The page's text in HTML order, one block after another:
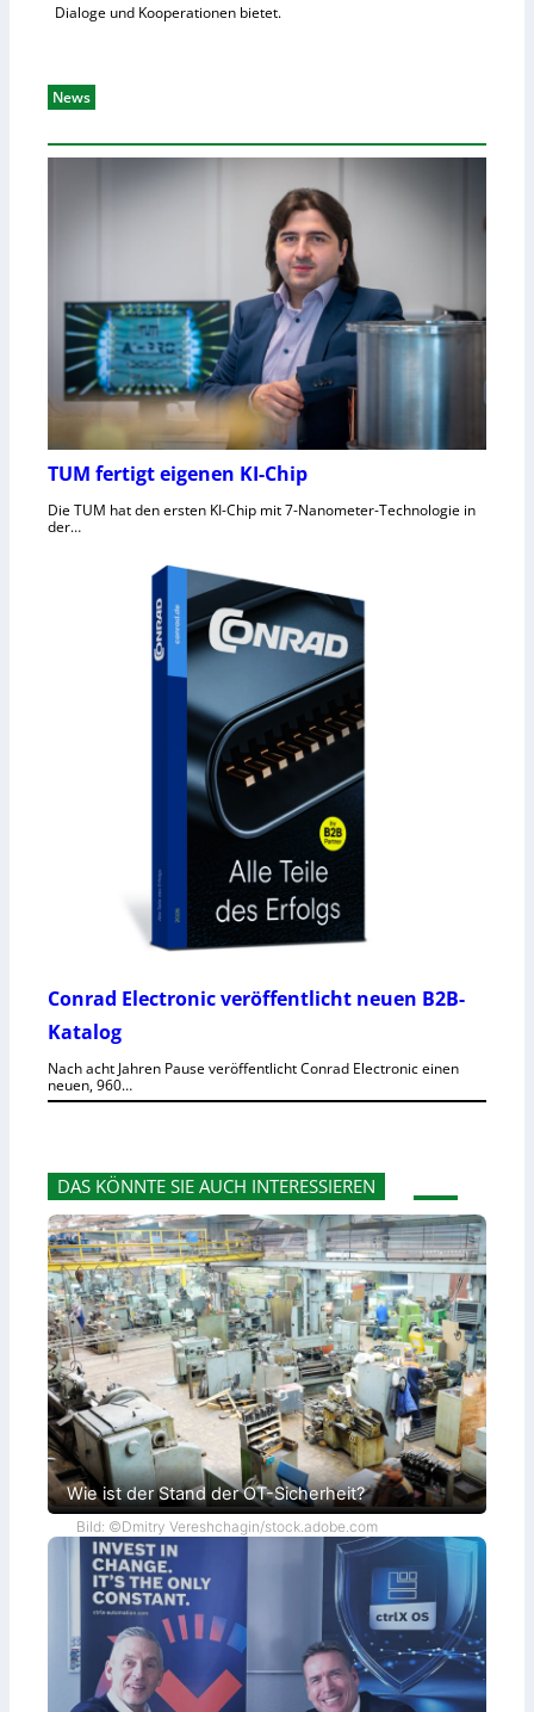
Dialoge und Kooperationen bietet.
News
TUM fertigt eigenen KI-Chip
Die TUM hat den ersten KI-Chip mit 7-Nanometer-Technologie in
der…
Conrad Electronic veröffentlicht neuen B2B-
Katalog
Nach acht Jahren Pause veröffentlicht Conrad Electronic einen
neuen, 960…
DAS KÖNNTE SIE AUCH INTERESSIEREN
Wie ist der Stand der OT-Sicherheit?
Bild: ©Dmitry Vereshchagin/stock.adobe.com